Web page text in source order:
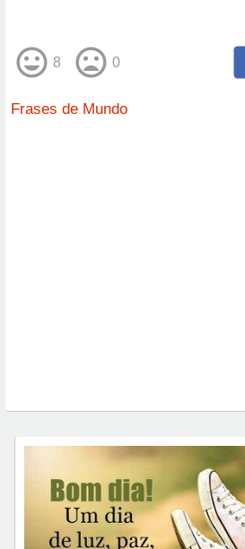
8 0
Frases de Mundo